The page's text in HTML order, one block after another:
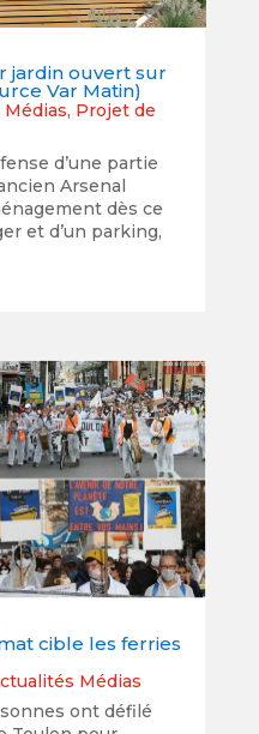
jardin ouvert sur
Var Matin)
, Projet de
d’une partie
Arsenal
dès ce
et d’un parking,
cible les ferries
Médias
ont défilé